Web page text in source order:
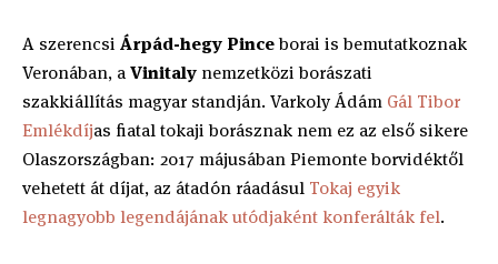
A szerencsi Árpád-hegy Pinceborai is bemutatkoznak
Veronában, aVinitaly nemzetközi borászati
szakkiállítás magyar standján. Varkoly Ádám Gál Tibor
Emlékdíjas fiatal tokaji borásznak nem ez az első sikere
Olaszországban: 2017 májusában Piemonte borvidéktől
vehetett át díjat, az átadón ráadásul Tokaj egyik
legnagyobb legendájának utódjaként konferálták fel.